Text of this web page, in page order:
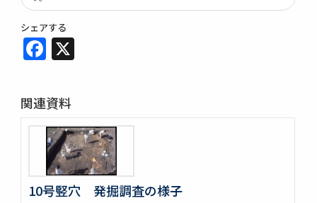
シェアする
Facebook
関連資料
10号竪穴 発掘調査の様子